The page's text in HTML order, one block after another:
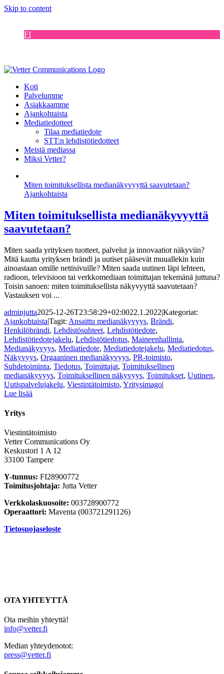
Skip to content
FI
Koti
Palvelumme
Asiakkaamme
Ajankohtaista
Mediatiedotteet
Tilaa mediatiedote
STT:n lehdistötiedotteet
Meistä mediassa
Miksi Vetter?
Miten toimituksellista medianäkyvyyttä saavutetaan?
Ajankohtaista
Miten toimituksellista medianäkyvyyttä
saavutetaan?
Miten saada yrityksen tuotteet, palvelut ja innovaatiot näkyviin?
Mitä kautta yrityksen brändi ja uutiset pääsevät muuallekin kuin
ainoastaan omille nettisivuille? Miten saada uutinen läpi lehteen,
radioon, televisioon tai verkkomediaan toimittajan tekemänä juttuna?
Toisin sanoen: miten toimituksellista näkyvyyttä saavutetaan?
Vastauksen voi ...
adminjutta2025-12-26T23:58:29+02:0022.1.2022|Kategoriat:
Ajankohtaista|Tagit: Ansaittu medianäkyvyys, Brändi,
Henkilöbrändi, Lehdistösuhteet, Lehdistötiedote,
Lehdistötiedotejakelu, Lehdistötiedotus, Maineenhallinta,
Medianäkyvyys, Mediatiedote, Mediatiedotejakelu, Mediatiedotus,
Näkyvyys, Orgaaninen medianäkyvyys, PR-toimisto,
Suhdetoiminta, Tiedotus, Toimittajat, Toimituksellinen
medianäkyvyys, Toimituksellinen näkyvyys, Toimitukset, Uutinen,
Uutispalvelujakelu, Viestintätoimisto, Yritysimago|
Lue lisää
Yritys
Viestintätoimisto
Vetter Communications Oy
Keskustori 1 A 12
33100 Tampere
Y-tunnus: FI28900772
Toimitusjohtaja: Jutta Vetter
Verkkolaskuosoite: 003728900772
Operaattori: Maventa (003721291126)
Tietosuojaseloste
OTA YHTEYTTÄ
Ota meihin yhteyttä!
info@vetter.fi
Median yhteydenotot:
press@vetter.fi